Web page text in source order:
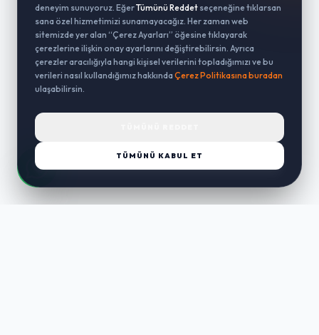
deneyim sunuyoruz. EğerTümünü Reddet seçeneğine tıklarsan
sana özel hizmetimizi sunamayacağız. Her zaman web
sitemizde yer alan “Çerez Ayarları” öğesine tıklayarak
çerezlerine ilişkin onay ayarlarını değiştirebilirsin. Ayrıca
çerezler aracılığıyla hangi kişisel verilerini topladığımızı ve bu
verileri nasıl kullandığımız hakkında Çerez Politikasına buradan
ulaşabilirsin.
TÜMÜNÜ KABUL ET